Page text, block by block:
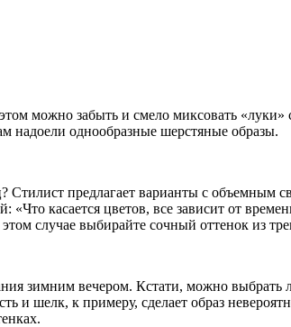
можно забыть и смело миксовать
надоели однообразные шерстяные образы.
Стилист предлагает варианты с объемным
касается цветов, все зависит от
случае выбирайте сочный оттенок из
зимним вечером. Кстати, можно выбрать
и шелк, к примеру, сделает образ